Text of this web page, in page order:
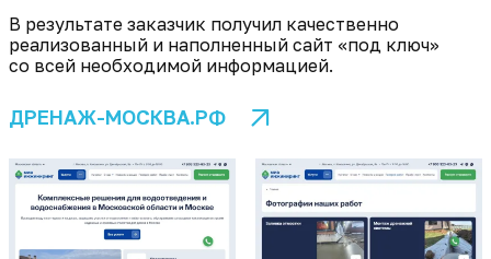
В результате заказчик получил качественно
реализованный и наполненный сайт «под ключ»
со всей необходимой информацией.
ДРЕНАЖ-МОСКВА.РФ